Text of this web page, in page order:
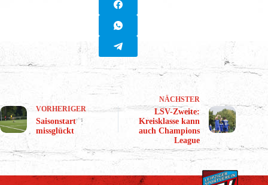
VORHERIGER
Saisonstart
missglückt
NÄCHSTER
LSV-Zweite:
Kreisklasse kann
auch Champions
League